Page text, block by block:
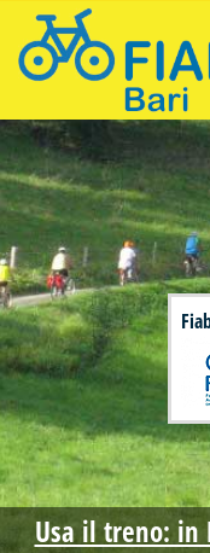
Salta al contenuto
Bari Ruotalibera -
Usa il treno: in